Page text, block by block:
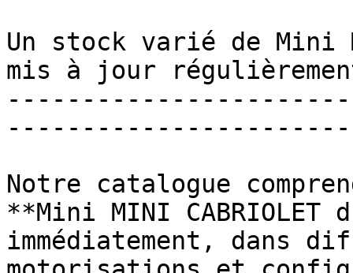
Un stock varié de Mini
mis à jour
-----------------------
Notre catalogue
**Mini MINI
immédiatement, dans